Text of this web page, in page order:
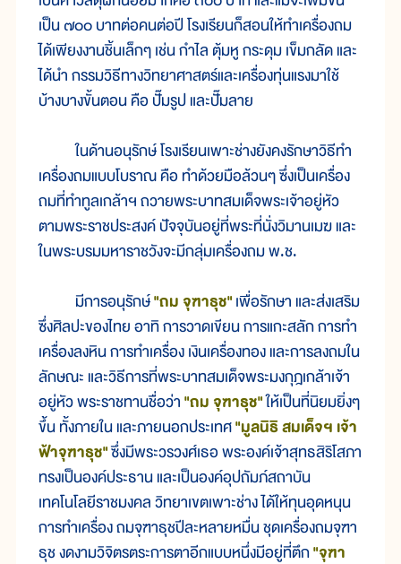
เป็น ๗๐๐ บาทต่อคนต่อปี โรงเรียนก็สอนให้ทำเครื่องถม
ได้เพียงงานชิ้นเล็กๆ เช่น กำไล ตุ้มหู กระดุม เข็มกลัด และ
ได้นำ กรรมวิธีทางวิทยาศาสตร์และเครื่องทุ่นแรงมาใช้
บ้างบางขั้นตอน คือ ปั๊มรูป และปั๊มลาย
ในด้านอนุรักษ์ โรงเรียนเพาะช่างยังคงรักษาวิธีทำ
เครื่องถมแบบโบราณ คือ ทำด้วยมือล้วนๆ ซึ่งเป็นเครื่อง
ถมที่ทำทูลเกล้าฯ ถวายพระบาทสมเด็จพระเจ้าอยู่หัว
ตามพระราชประสงค์ ปัจจุบันอยู่ที่พระที่นั่งวิมานเมฆ และ
ในพระบรมมหาราชวังจะมีกลุ่มเครื่องถม พ.ช.
มีการอนุรักษ์"ถม จุฑาธุช"เพื่อรักษา และส่งเสริม
ซึ่งศิลปะของไทย อาทิ การวาดเขียน การแกะสลัก การทำ
เครื่องลงหิน การทำเครื่อง เงินเครื่องทอง และการลงถมใน
ลักษณะ และวิธีการที่พระบาทสมเด็จพระมงกุฎเกล้าเจ้า
อยู่หัว พระราชทานชื่อว่า"ถม จุฑาธุช"ให้เป็นที่นิยมยิ่งๆ
ขึ้น ทั้งภายใน และภายนอกประเทศ"มูลนิธิ สมเด็จฯ เจ้า
ฟ้าจุฑาธุช"ซึ่งมีพระวรวงศ์เธอ พระองค์เจ้าสุทธสิริโสภา
ทรงเป็นองค์ประธาน และเป็นองค์อุปถัมภ์สถาบัน
เทคโนโลยีราชมงคล วิทยาเขตเพาะช่าง ได้ให้ทุนอุดหนุน
การทำเครื่อง ถมจุฑาธุชปีละหลายหมื่น ชุดเครื่องถมจุฑา
ธุช งดงามวิจิตรตระการตาอีกแบบหนึ่งมีอยู่ที่ตึก"จุฑา